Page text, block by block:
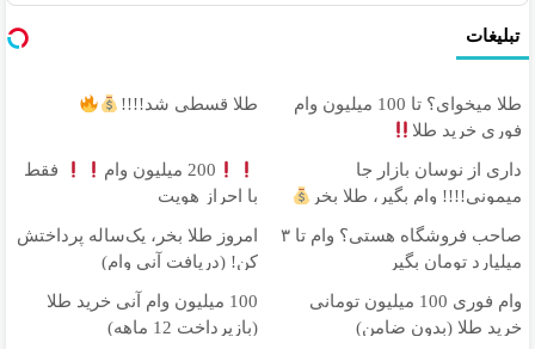
تبلیغات
طلا میخوای؟ تا 100 میلیون وام
فوری خرید طلا
طلا قسطی شد!!!!
داری از نوسان بازار جا
میمونی!!!! وام بگیر، طلا بخر
200 میلیون وام
فقط
با احراز هویت
صاحب فروشگاه هستی؟ وام تا ۳
میلیارد تومان بگیر
امروز طلا بخر، یک‌ساله پرداختش
کن! (دریافت آنی وام)
وام فوری 100 میلیون تومانی
خرید طلا (بدون ضامن)
100 میلیون وام آنی خرید طلا
(بازپرداخت 12 ماهه)